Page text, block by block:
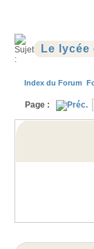
Le lycée
Index du Forum
Page :